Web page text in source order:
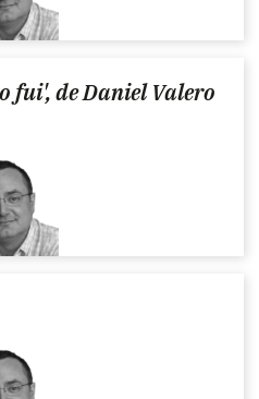
fui', de Daniel Valero